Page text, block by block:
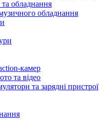
обладнання
обладнання
камер
та відео
та зарядні пристрої